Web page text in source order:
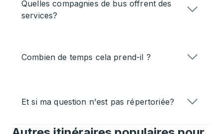
Quelles compagnies de bus offrent des
services?
Combien de temps cela prend-il ?
Et si ma question n'est pas répertoriée?